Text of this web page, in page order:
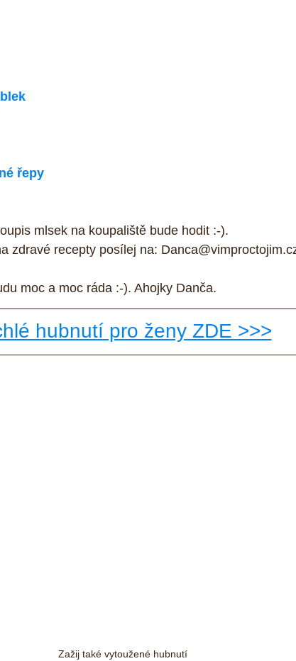
řepy
mlsek na koupaliště bude hodit :-).
zdravé recepty posílej na:
moc a moc ráda :-). Ahojky Danča.
hubnutí pro ženy ZDE >>>
Zažij také vytoužené hubnutí